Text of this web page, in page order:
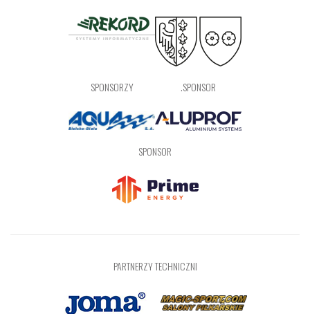
SPONSORZY .SPONSOR
SPONSOR
PARTNERZY TECHNICZNI